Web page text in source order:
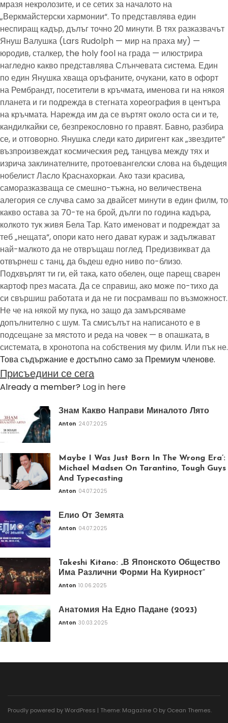
мразя некролозите, и се сетих за началото на
„Веркмайстерски хармонии“. То представлява един
неспиращ кадър, дълъг точно 20 минути. В тях разказвачът
Януш Валушка (Lars Rudolph — мир на праха му) —
юродив, сталкер, the holy fool на града — илюстрира
нагледно какво представлява Слънчевата система. Един
по един Янушка хваща оръфаните, очукани, като в офорт
на Рембрандт, посетители в кръчмата, именова ги на някоя
планета и ги подрежда в стегната хореография в центъра
на кръчмата. Нарежда им да се въртят около оста си и те,
кандилкайки се, безпрекословно го правят. Бавно, разбира
се, и отговорно. Янушка следи като диригент как „звездите“
възпроизвеждат космическия ред, танцува между тях и
изрича заклинателните, протоевангелски слова на бъдещия
нобелист Ласло Краснахоркаи. Ако тази красива,
саморазказваща се смешно-тъжна, но величествена
алегория се случва само за двайсет минути в един филм, то
какво остава за 70-те на брой, дълги по година кадъра,
колкото тук живя Бела Тар. Като именоват и подреждат за
теб „нещата“, опори като него дават кураж и задължават
най-малкото да не отвръщаш поглед. Предизвикват да
отвърнеш с танц, да бъдеш едно ниво по-близо.
Подхвърлят ти ги, ей така, като обелен, още парещ сварен
картоф през масата. Да се справиш, ако може по-тихо да
си свършиш работата и да не ги посрамваш по възможност.
Не че на някой му пука, но защо да замърсяваме
допълнително с шум. Та смисълът на написаното е в
подсещане за мястото и реда на човек — в опашката, в
системата, в хронотопа на собствения му филм. Или пък не.
Това съдържание е достъпно само за Премиум членове.
Присъедини се сега
Already a member? Log in here
Знам Какво Направи Миналото Лято
Anton 24.07.2025
Maybe I Was Just Born In The Wrong Era’:
Michael Madsen On Tarantino, Tough Guys
And Typecasting
Anton 04.07.2025
Елио От Земята
Anton 04.07.2025
Takeshi Kitano: „В Японското Общество
Има Различни Форми На Куирност“
Anton 10.06.2025
Анатомия На Едно Падане (2023)
Anton 30.03.2025
Proudly powered by WordPress | Theme: Magazine O by Ocean Themes.